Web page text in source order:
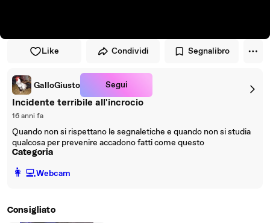
Like Condividi Segnalibro
GalloGiusto Segui
Incidente terribile all'incrocio
16 anni fa
Quando non si rispettano le segnaletiche e quando non si studia
qualcosa per prevenire accadono fatti come questo
Categoria
️👩‍💻️Webcam
Consigliato